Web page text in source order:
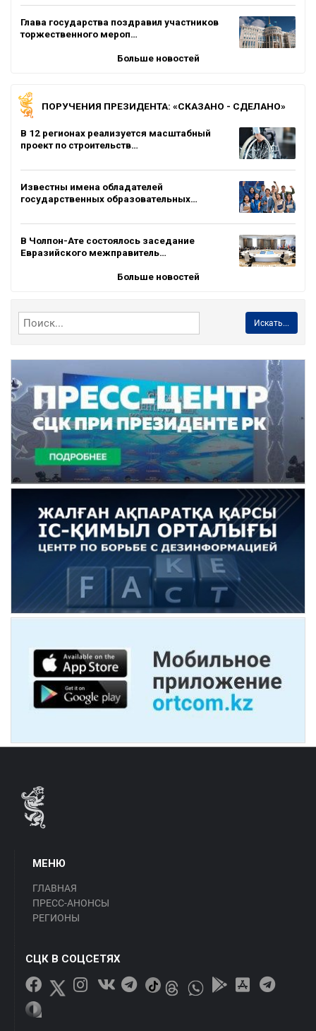
Глава государства поздравил участников
торжественного мероп…
Больше новостей
ПОРУЧЕНИЯ ПРЕЗИДЕНТА: «СКАЗАНО - СДЕЛАНО»
В 12 регионах реализуется масштабный
проект по строительств…
Известны имена обладателей
государственных образовательных…
В Чолпон-Ате состоялось заседание
Евразийского межправитель…
Больше новостей
Искать...
МЕНЮ
ГЛАВНАЯ
ПРЕСС-АНОНСЫ
РЕГИОНЫ
СЦК В СОЦСЕТЯХ